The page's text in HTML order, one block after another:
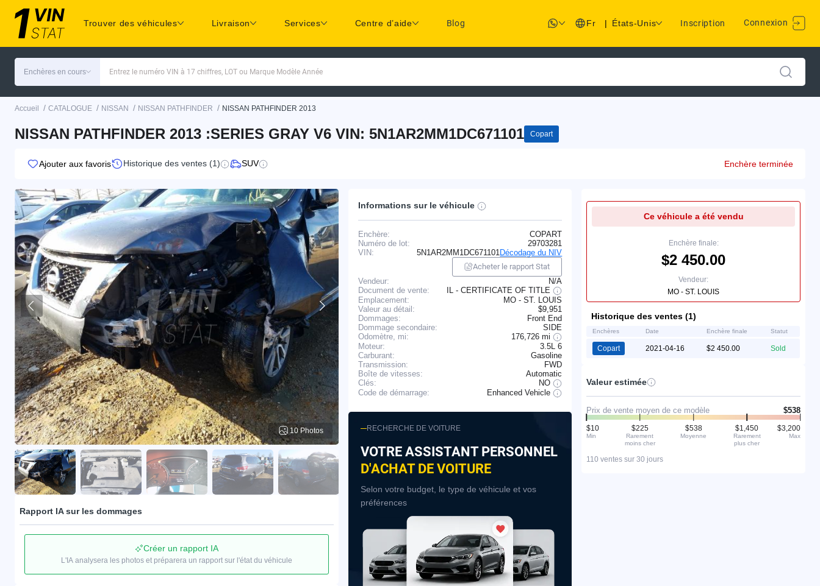
Trouver des véhicules Livraison Services Centre d’aide Blog Fr | États-Unis Inscription Connexion
Enchères en cours Entrez le numéro VIN à 17 chiffres, LOT ou Marque Modèle Année
Accueil / CATALOGUE / NISSAN / NISSAN PATHFINDER / NISSAN PATHFINDER 2013
NISSAN PATHFINDER 2013 :SERIES GRAY V6 VIN: 5N1AR2MM1DC671101 Copart
Ajouter aux favoris Historique des ventes (1) SUV Enchère terminée
10 Photos
Rapport IA sur les dommages
Créer un rapport IA
L'IA analysera les photos et préparera un rapport sur l'état du véhicule
Informations sur le véhicule
Enchère:
COPART
Numéro de lot:
29703281
VIN:
5N1AR2MM1DC671101 Décodage du NIV
Acheter le rapport Stat
Vendeur:
N/A
Document de vente:
IL - CERTIFICATE OF TITLE
Emplacement:
MO - ST. LOUIS
Valeur au détail:
$9,951
Dommages:
Front End
Dommage secondaire:
SIDE
Odomètre, mi:
176,726 mi
Moteur:
3.5L 6
Carburant:
Gasoline
Transmission:
FWD
Boîte de vitesses:
Automatic
Clés:
NO
Code de démarrage:
Enhanced Vehicle
RECHERCHE DE VOITURE
VOTRE ASSISTANT PERSONNEL
D'ACHAT DE VOITURE
Selon votre budget, le type de véhicule et vos
préférences
Ce véhicule a été vendu
Enchère finale:
$2 450.00
Vendeur:
MO - ST. LOUIS
Historique des ventes (1)
Enchères Date Enchère finale Statut
Copart 2021-04-16 $2 450.00 Sold
Valeur estimée
Prix de vente moyen de ce modèle $538
$10
Min
$225
Rarement
moins cher
$538
Moyenne
$1,450
Rarement
plus cher
$3,200
Max
110 ventes sur 30 jours